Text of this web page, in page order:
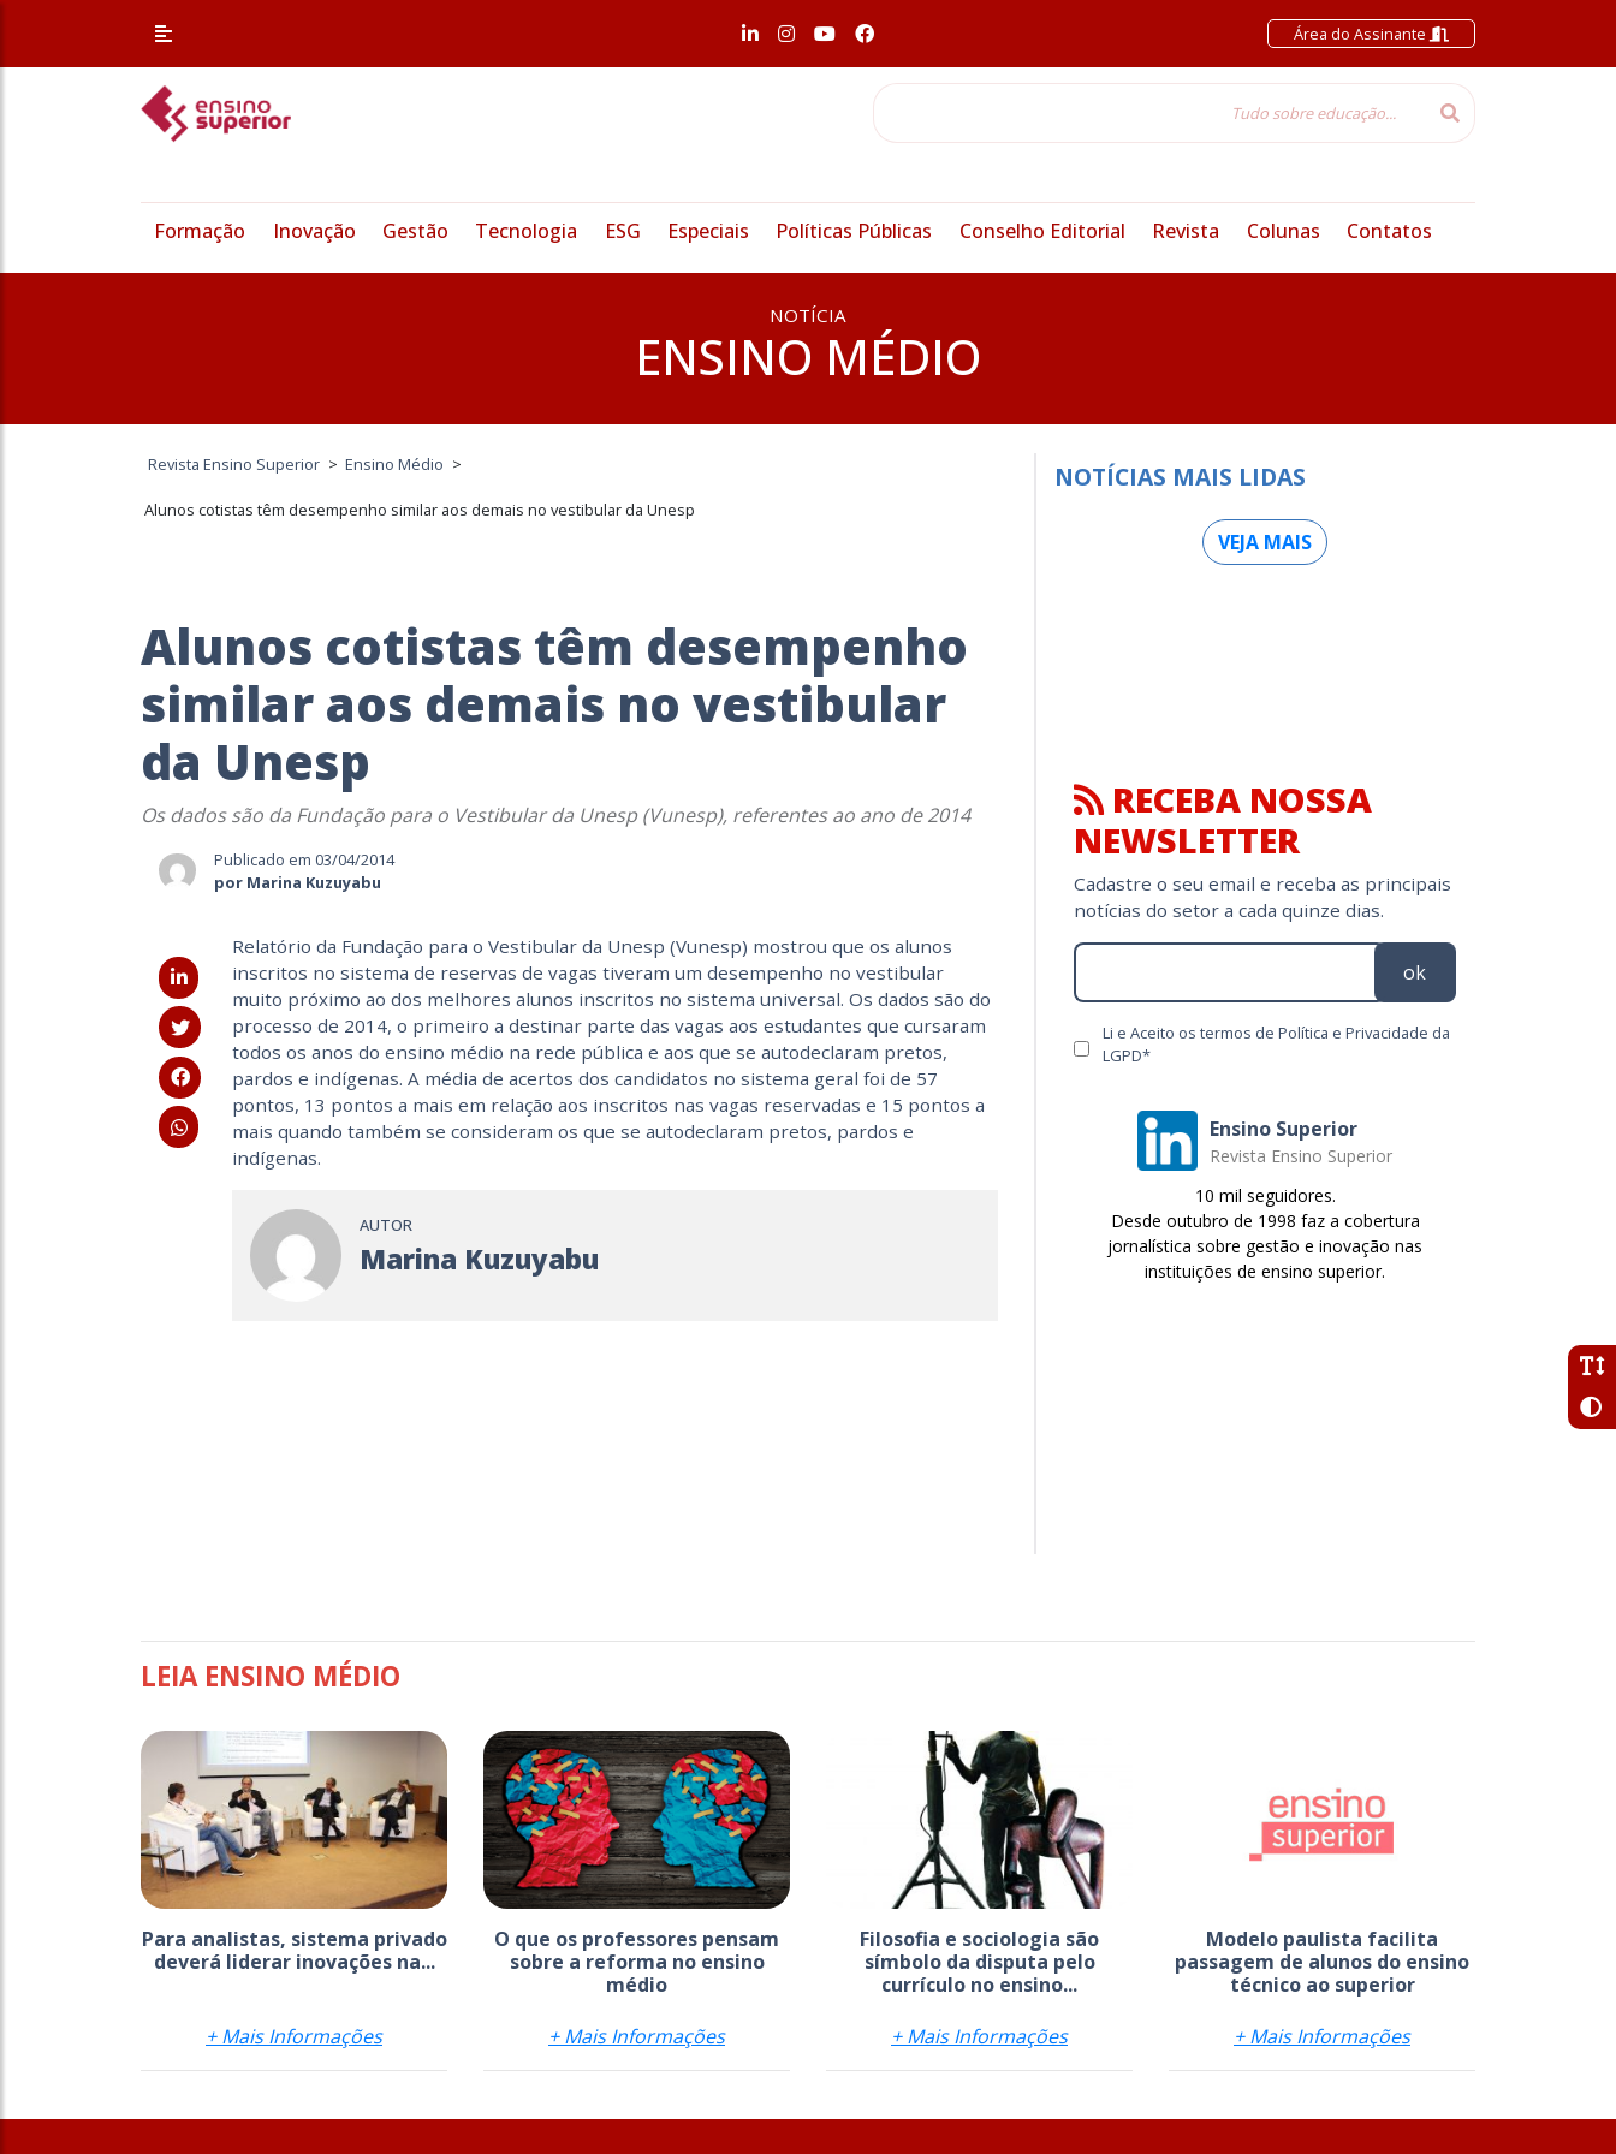
Área do Assinante
Formação Inovação Gestão Tecnologia ESG Especiais Políticas Públicas Conselho Editorial Revista Colunas Contatos
NOTÍCIA
ENSINO MÉDIO
Revista Ensino Superior > Ensino Médio >
Alunos cotistas têm desempenho similar aos demais no vestibular da Unesp
Alunos cotistas têm desempenho
similar aos demais no vestibular
da Unesp
Os dados são da Fundação para o Vestibular da Unesp (Vunesp), referentes ao ano de 2014
Publicado em 03/04/2014
por Marina Kuzuyabu
Relatório da Fundação para o Vestibular da Unesp (Vunesp) mostrou que os alunos
inscritos no sistema de reservas de vagas tiveram um desempenho no vestibular
muito próximo ao dos melhores alunos inscritos no sistema universal. Os dados são do
processo de 2014, o primeiro a destinar parte das vagas aos estudantes que cursaram
todos os anos do ensino médio na rede pública e aos que se autodeclaram pretos,
pardos e indígenas. A média de acertos dos candidatos no sistema geral foi de 57
pontos, 13 pontos a mais em relação aos inscritos nas vagas reservadas e 15 pontos a
mais quando também se consideram os que se autodeclaram pretos, pardos e
indígenas.
AUTOR
Marina Kuzuyabu
NOTÍCIAS MAIS LIDAS
VEJA MAIS
RECEBA NOSSA
NEWSLETTER
Cadastre o seu email e receba as principais
notícias do setor a cada quinze dias.
ok
Li e Aceito os termos de Política e Privacidade da
LGPD*
Ensino Superior
Revista Ensino Superior
10 mil seguidores.
Desde outubro de 1998 faz a cobertura
jornalística sobre gestão e inovação nas
instituições de ensino superior.
LEIA ENSINO MÉDIO
Para analistas, sistema privado
deverá liderar inovações na...
+ Mais Informações
O que os professores pensam
sobre a reforma no ensino
médio
+ Mais Informações
Filosofia e sociologia são
símbolo da disputa pelo
currículo no ensino...
+ Mais Informações
Modelo paulista facilita
passagem de alunos do ensino
técnico ao superior
+ Mais Informações